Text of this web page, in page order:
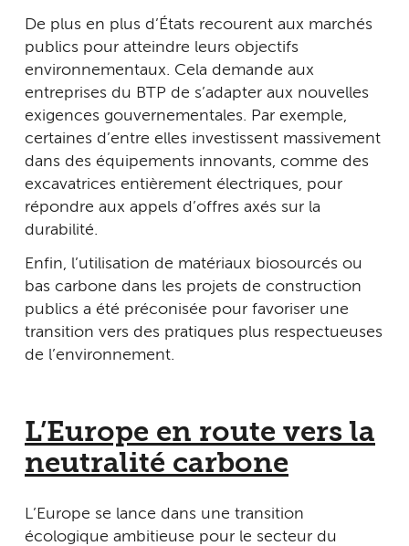
De plus en plus d’États recourent aux marchés
publics pour atteindre leurs objectifs
environnementaux. Cela demande aux
entreprises du BTP de s’adapter aux nouvelles
exigences gouvernementales. Par exemple,
certaines d’entre elles investissent massivement
dans des équipements innovants, comme des
excavatrices entièrement électriques, pour
répondre aux appels d’offres axés sur la
durabilité.
Enfin, l’utilisation de matériaux biosourcés ou
bas carbone dans les projets de construction
publics a été préconisée pour favoriser une
transition vers des pratiques plus respectueuses
de l’environnement.
L’Europe en route vers la
neutralité carbone
L’Europe se lance dans une transition
écologique ambitieuse pour le secteur du